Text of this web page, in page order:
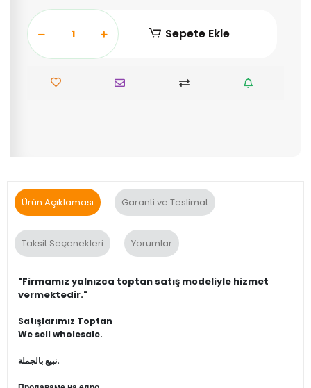
Sepete Ekle
Ürün Açıklaması Garanti ve Teslimat
Taksit Seçenekleri Yorumlar
"Firmamız yalnızca toptan satış modeliyle hizmet
vermektedir."
Satışlarımız Toptan
We sell wholesale.
نبيع بالجملة.